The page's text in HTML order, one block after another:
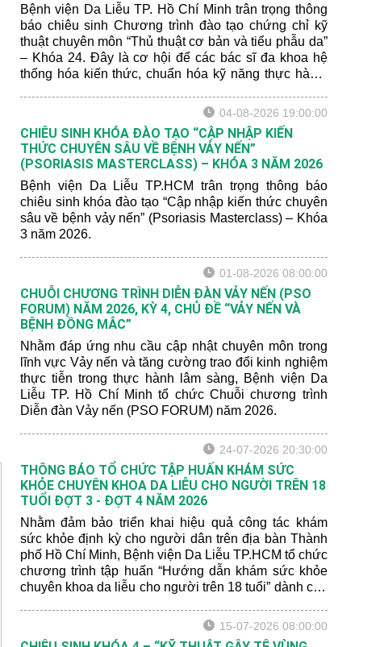
Bệnh viện Da Liễu TP. Hồ Chí Minh trân trọng thông
báo chiêu sinh Chương trình đào tạo chứng chỉ kỹ
thuật chuyên môn “Thủ thuật cơ bản và tiểu phẫu da”
– Khóa 24. Đây là cơ hội để các bác sĩ đa khoa hệ
thống hóa kiến thức, chuẩn hóa kỹ năng thực hành,
– Thẩm mỹ, hướng đến ứng dụng an toàn và hiệu
04-08-2026 19:00:00
CHIÊU SINH KHÓA ĐÀO TẠO “CẬP NHẬP KIẾN
THỨC CHUYÊN SÂU VỀ BỆNH VẢY NẾN”
(PSORIASIS MASTERCLASS) – KHÓA 3 NĂM 2026
Bệnh viện Da Liễu TP.HCM trân trọng thông báo
chiêu sinh khóa đào tạo “Cập nhập kiến thức chuyên
sâu về bệnh vảy nến” (Psoriasis Masterclass) – Khóa
3 năm 2026.
01-08-2026 08:00:00
CHUỖI CHƯƠNG TRÌNH DIỄN ĐÀN VẢY NẾN (PSO
FORUM) NĂM 2026, KỲ 4, CHỦ ĐỀ “VẢY NẾN VÀ
BỆNH ĐỒNG MẮC”
Nhằm đáp ứng nhu cầu cập nhật chuyên môn trong
lĩnh vực Vảy nến và tăng cường trao đổi kinh nghiệm
thực tiễn trong thực hành lâm sàng, Bệnh viện Da
Liễu TP. Hồ Chí Minh tổ chức Chuỗi chương trình
Diễn đàn Vảy nến (PSO FORUM) năm 2026.
24-07-2026 20:30:00
THÔNG BÁO TỔ CHỨC TẬP HUẤN KHÁM SỨC
KHỎE CHUYÊN KHOA DA LIỄU CHO NGƯỜI TRÊN 18
TUỔI ĐỢT 3 - ĐỢT 4 NĂM 2026
Nhằm đảm bảo triển khai hiệu quả công tác khám
sức khỏe định kỳ cho người dân trên địa bàn Thành
phố Hồ Chí Minh, Bệnh viện Da Liễu TP.HCM tổ chức
chương trình tập huấn “Hướng dẫn khám sức khỏe
chuyên khoa da liễu cho người trên 18 tuổi” dành cho
15-07-2026 08:00:00